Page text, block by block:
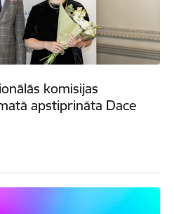
komisijas
apstiprināta Dace